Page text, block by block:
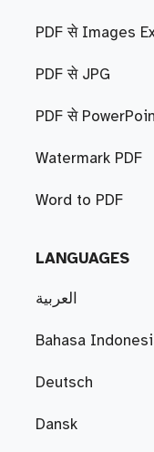
PDF से Images
PDF से JPG
PDF से
Watermark PDF
Word to PDF
LANGUAGES
العربية
Bahasa
Deutsch
Dansk